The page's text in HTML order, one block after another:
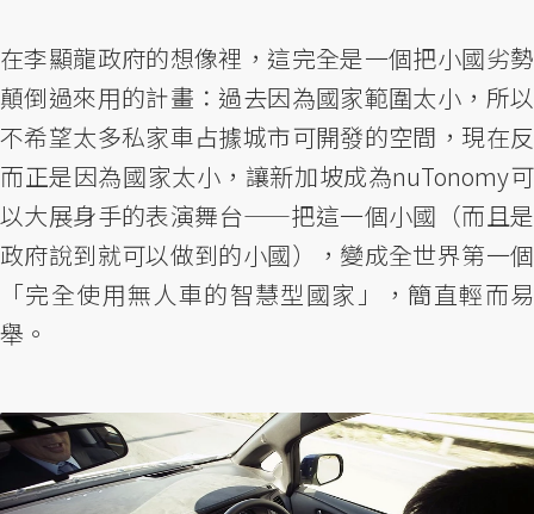
在李顯龍政府的想像裡，這完全是一個把小國劣勢
顛倒過來用的計畫：過去因為國家範圍太小，所以
不希望太多私家車占據城市可開發的空間，現在反
而正是因為國家太小，讓新加坡成為nuTonomy可
以大展身手的表演舞台——把這一個小國（而且是
政府說到就可以做到的小國），變成全世界第一個
「完全使用無人車的智慧型國家」，簡直輕而易
舉。